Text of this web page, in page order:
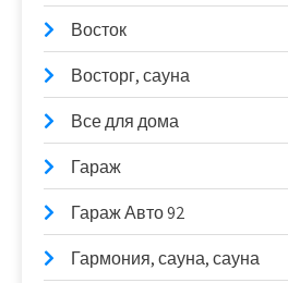
Восток
Восторг, сауна
Все для дома
Гараж
Гараж Авто 92
Гармония, сауна, сауна